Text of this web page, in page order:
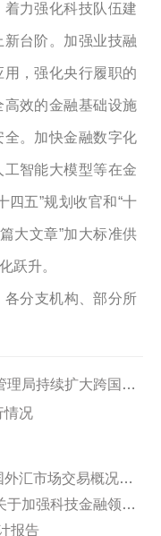
力强化科技队伍建
台阶。加强业技融
，强化央行履职的
效的金融基础设施
。加快金融数字化
智能大模型等在金
四五”规划收官和“十
大文章”加大标准供
跃升。
分支机构、部分所
司本外币一体化资金池业务试点
情况
国家外汇管理局公布2026年6月中国外汇市场交易概况数据
中国人民银行等九部门联合印发《关于加强科技金融领域数据开发利用的通知》
报告